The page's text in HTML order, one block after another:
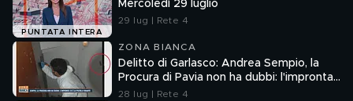
PUNTATA INTERA
Mercoledì 29 luglio
29 lug | Rete 4
ZONA BIANCA
Delitto di Garlasco: Andrea Sempio, la
Procura di Pavia non ha dubbi: l'impronta
33 è la pistola fumante
28 lug | Rete 4